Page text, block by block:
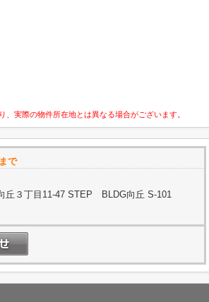
実際の物件所在地とは異なる場合がございます。
で
丘３丁目11-47 STEP BLDG向丘 S-101